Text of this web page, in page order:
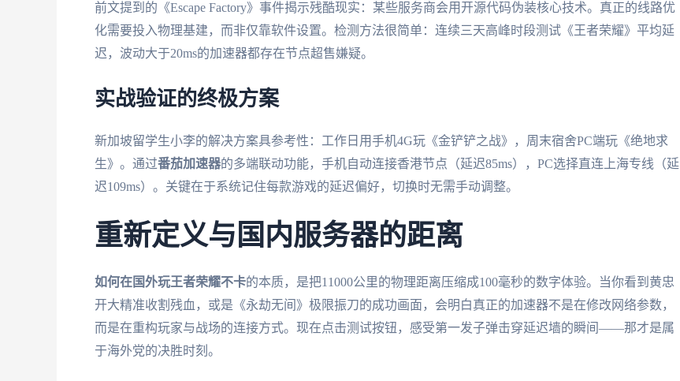
前文提到的《Escape Factory》事件揭示残酷现实：某些服务商会用开源代码伪装核心技术。真正的线路优
化需要投入物理基建，而非仅靠软件设置。检测方法很简单：连续三天高峰时段测试《王者荣耀》平均延
迟，波动大于20ms的加速器都存在节点超售嫌疑。
实战验证的终极方案
新加坡留学生小李的解决方案具参考性：工作日用手机4G玩《金铲铲之战》，周末宿舍PC端玩《绝地求
生》。通过番茄加速器的多端联动功能，手机自动连接香港节点（延迟85ms），PC选择直连上海专线（延
迟109ms）。关键在于系统记住每款游戏的延迟偏好，切换时无需手动调整。
重新定义与国内服务器的距离
如何在国外玩王者荣耀不卡的本质，是把11000公里的物理距离压缩成100毫秒的数字体验。当你看到黄忠
开大精准收割残血，或是《永劫无间》极限振刀的成功画面，会明白真正的加速器不是在修改网络参数，
而是在重构玩家与战场的连接方式。现在点击测试按钮，感受第一发子弹击穿延迟墙的瞬间——那才是属
于海外党的决胜时刻。